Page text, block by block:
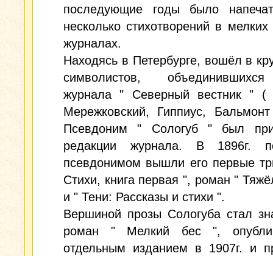
последующие годы было
несколько стихотворений в мелких
журналах.
Находясь в Петербурге, вошёл в
символистов,
журнала " Северный вестник " (
Мережковский, Гиппиус,
Псевдоним " Сологуб " был
редакции журнала. В 1896г.
псевдонимом вышли его первые
Стихи, книга первая ", роман "
и " Тени: Рассказы и стихи ".
Вершиной прозы Сологуба стал
роман " Мелкий бес ",
отдельным изданием в 1907г. и